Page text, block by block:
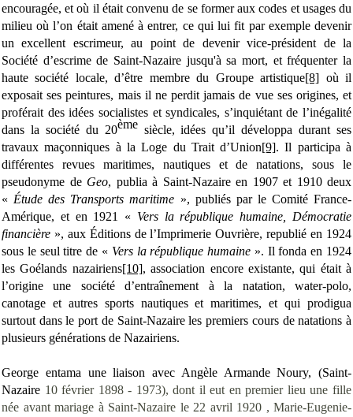
encouragée, et où il était convenu de se former aux codes et usages du
milieu où l’on était amené à entrer, ce qui lui fit par exemple devenir
un excellent escrimeur, au point de devenir vice-président de la
Société d’escrime de Saint-Nazaire jusqu'à sa mort, et fréquenter la
haute société locale, d’être membre du Groupe artistique[8] où il
exposait ses peintures, mais il ne perdit jamais de vue ses origines, et
proférait des idées socialistes et syndicales, s’inquiétant de l’inégalité
dans la société du 20èmesiècle, idées qu’il développa durant ses
travaux maçonniques à la Loge du Trait d’Union[9]. Il participa à
différentes revues maritimes, nautiques et de natations, sous le
pseudonyme de Geo, publia à Saint-Nazaire en 1907 et 1910 deux
« Étude des Transports maritime », publiés par le Comité France-
Amérique, et en 1921 « Vers la république humaine, Démocratie
financière », aux Éditions de l’Imprimerie Ouvrière, republié en 1924
sous le seul titre de « Vers la république humaine ». Il fonda en 1924
les Goélands nazairiens[10], association encore existante, qui était à
l’origine une société d’entraînement à la natation, water-polo,
canotage et autres sports nautiques et maritimes, et qui prodigua
surtout dans le port de Saint-Nazaire les premiers cours de natations à
plusieurs générations de Nazairiens.
George entama une liaison avec Angèle Armande Noury, (Saint-
Nazaire 10 février 1898- 1973), dont il eut en premier lieu une fille
née avant mariage à Saint-Nazaire le 22 avril 1920 , Marie-Eugenie-